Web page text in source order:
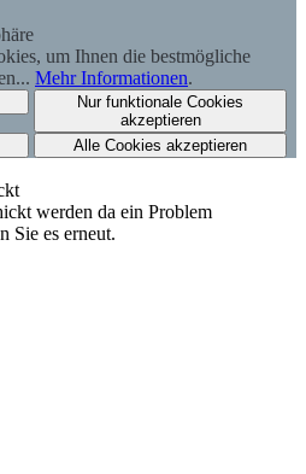
um Ihnen die bestmögliche
Mehr Informationen.
Nur funktionale Cookies
akzeptieren
Alle Cookies akzeptieren
werden da ein Problem
Sie es erneut.